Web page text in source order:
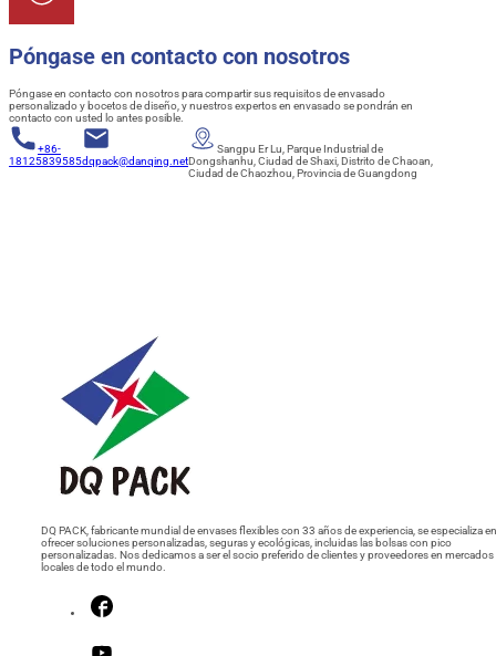
Póngase en contacto con nosotros
Póngase en contacto con nosotros para compartir sus requisitos de envasado
personalizado y bocetos de diseño, y nuestros expertos en envasado se pondrán en
contacto con usted lo antes posible.
+86-
18125839585dqpack@danqing.net
Sangpu Er Lu, Parque Industrial de
Dongshanhu, Ciudad de Shaxi, Distrito de Chaoan,
Ciudad de Chaozhou, Provincia de Guangdong
DQ PACK, fabricante mundial de envases flexibles con 33 años de experiencia, se especializa en
ofrecer soluciones personalizadas, seguras y ecológicas, incluidas las bolsas con pico
personalizadas. Nos dedicamos a ser el socio preferido de clientes y proveedores en mercados
locales de todo el mundo.